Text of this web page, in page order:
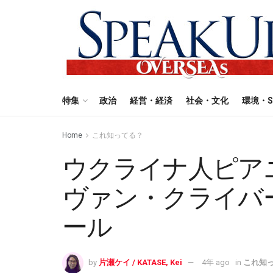
特集 政治 経営・経済 社会・文化 環境・
Home これ知ってる？
ウクライナ人ピ
ヴァン・クライ
ール
by 片瀬ケイ / KATASE, Kei 4年 ago in これ知